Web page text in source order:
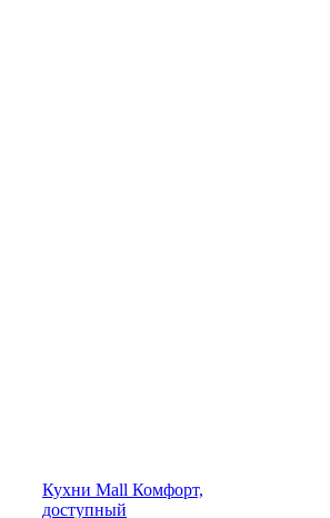
Кухни Mall Комфорт,
доступный